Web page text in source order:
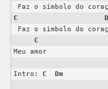
C
C
Meu amor
Intro: C Dm